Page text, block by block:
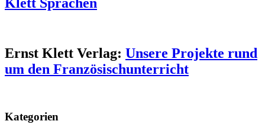
Ernst Klett Verlag: Unsere Projekte rund
um den Französischunterricht
Kategorien